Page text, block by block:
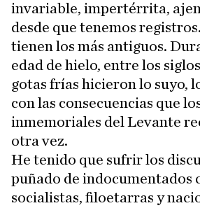
invariable, impertérrita,
desde que tenemos
tienen los más antiguos.
edad de hielo, entre los
gotas frías hicieron lo suyo,
con las consecuencias que
inmemoriales del Levante
otra vez.
He tenido que sufrir los
puñado de indocumentados
socialistas, filoetarras y